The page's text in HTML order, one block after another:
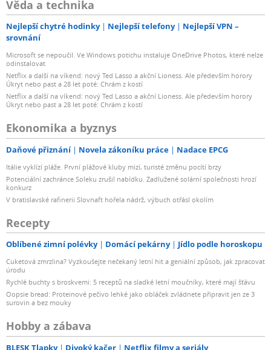
Věda a technika
Nejlepší chytré hodinky Nejlepší telefony
Nejlepší VPN –
srovnání
Microsoft se nepoučil. Ve Windows potichu instaluje OneDrive Photos, které nelze
odinstalovat
Netflix a další na víkend: nový Ted Lasso a akční Lioness. Ale především horory
Úkryt nebo past a 28 let poté: Chrám z kostí
Netflix a další na víkend: nový Ted Lasso a akční Lioness. Ale především horory
Úkryt nebo past a 28 let poté: Chrám z kostí
Ekonomika a byznys
Daňové přiznání Novela zákoníku práce Nadace EPCG
Itálie vyklízí pláže. První plážové kluby mizí, turisté změnu pocítí brzy
Potenciální zachránce Soleku zrušil nabídku. Zadlužené solární společnosti hrozí
konkurz
V bratislavské rafinerii Slovnaft hořela nádrž, výbuch otřásl okolím
Recepty
Oblíbené zimní polévky Domácí pekárny Jídlo podle horoskopu
Cuketová zmrzlina? Vyzkoušejte nečekaný letní hit a geniální způsob, jak zpracovat
úrodu
Rychlé buchty s broskvemi: 5 receptů na sladké letní moučníky, které mají šťávu
Oopsie bread: Proteinové pečivo lehké jako obláček zvládnete připravit jen ze 3
surovin a bez mouky
Hobby a zábava
BLESK Tlapky Divoký kačer Netflix filmy a seriály